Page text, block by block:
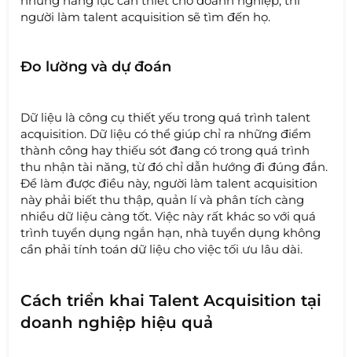
người làm talent acquisition sẽ tìm đến họ.
Đo lường và dự đoán
Dữ liệu là công cụ thiết yếu trong quá trình talent
acquisition. Dữ liệu có thể giúp chỉ ra những điểm
thành công hay thiếu sót đang có trong quá trình
thu nhận tài năng, từ đó chỉ dẫn hướng đi đúng đắn.
Để làm được điều này, người làm talent acquisition
này phải biết thu thập, quản lí và phân tích càng
nhiều dữ liệu càng tốt. Việc này rất khác so với quá
trình tuyển dụng ngắn hạn, nhà tuyển dụng không
cần phải tính toán dữ liệu cho việc tối ưu lâu dài.
Cách triển khai Talent Acquisition tại
doanh nghiệp hiệu quả